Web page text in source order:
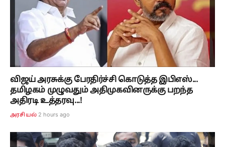
விஜய் அரசுக்கு பேரதிர்ச்சி கொடுத்த இபிஎஸ்...
தமிழகம் முழுவதும் அதிமுகவினருக்கு பறந்த
அதிரடி உத்தரவு...!
அரசியல் 2 hours ago